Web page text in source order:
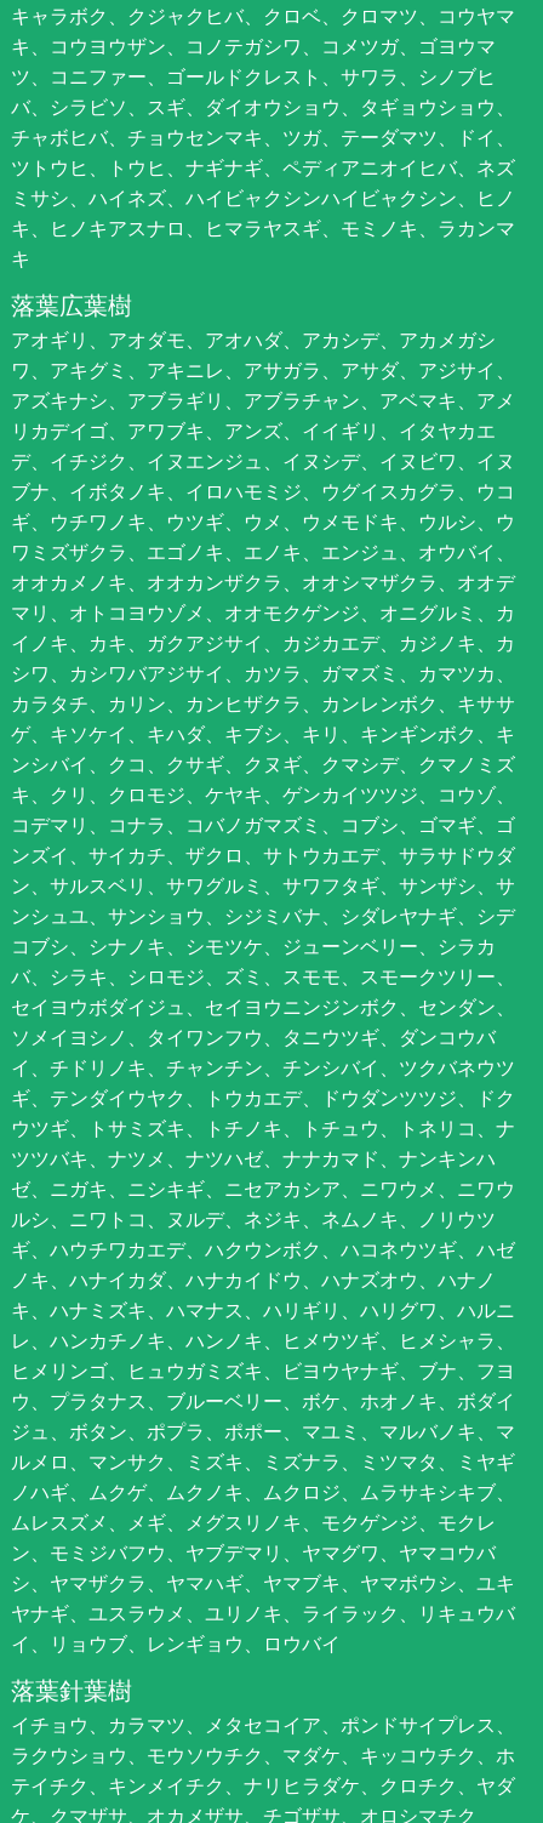
キャラボク、クジャクヒバ、クロベ、クロマツ、コウヤマ
キ、コウヨウザン、コノテガシワ、コメツガ、ゴヨウマ
ツ、コニファー、ゴールドクレスト、サワラ、シノブヒ
バ、シラビソ、スギ、ダイオウショウ、タギョウショウ、
チャボヒバ、チョウセンマキ、ツガ、テーダマツ、ドイ、
ツトウヒ、トウヒ、ナギナギ、ペディアニオイヒバ、ネズ
ミサシ、ハイネズ、ハイビャクシンハイビャクシン、ヒノ
キ、ヒノキアスナロ、ヒマラヤスギ、モミノキ、ラカンマ
キ
落葉広葉樹
アオギリ、アオダモ、アオハダ、アカシデ、アカメガシ
ワ、アキグミ、アキニレ、アサガラ、アサダ、アジサイ、
アズキナシ、アブラギリ、アブラチャン、アベマキ、アメ
リカデイゴ、アワブキ、アンズ、イイギリ、イタヤカエ
デ、イチジク、イヌエンジュ、イヌシデ、イヌビワ、イヌ
ブナ、イボタノキ、イロハモミジ、ウグイスカグラ、ウコ
ギ、ウチワノキ、ウツギ、ウメ、ウメモドキ、ウルシ、ウ
ワミズザクラ、エゴノキ、エノキ、エンジュ、オウバイ、
オオカメノキ、オオカンザクラ、オオシマザクラ、オオデ
マリ、オトコヨウゾメ、オオモクゲンジ、オニグルミ、カ
イノキ、カキ、ガクアジサイ、カジカエデ、カジノキ、カ
シワ、カシワバアジサイ、カツラ、ガマズミ、カマツカ、
カラタチ、カリン、カンヒザクラ、カンレンボク、キササ
ゲ、キソケイ、キハダ、キブシ、キリ、キンギンボク、キ
ンシバイ、クコ、クサギ、クヌギ、クマシデ、クマノミズ
キ、クリ、クロモジ、ケヤキ、ゲンカイツツジ、コウゾ、
コデマリ、コナラ、コバノガマズミ、コブシ、ゴマギ、ゴ
ンズイ、サイカチ、ザクロ、サトウカエデ、サラサドウダ
ン、サルスベリ、サワグルミ、サワフタギ、サンザシ、サ
ンシュユ、サンショウ、シジミバナ、シダレヤナギ、シデ
コブシ、シナノキ、シモツケ、ジューンベリー、シラカ
バ、シラキ、シロモジ、ズミ、スモモ、スモークツリー、
セイヨウボダイジュ、セイヨウニンジンボク、センダン、
ソメイヨシノ、タイワンフウ、タニウツギ、ダンコウバ
イ、チドリノキ、チャンチン、チンシバイ、ツクバネウツ
ギ、テンダイウヤク、トウカエデ、ドウダンツツジ、ドク
ウツギ、トサミズキ、トチノキ、トチュウ、トネリコ、ナ
ツツバキ、ナツメ、ナツハゼ、ナナカマド、ナンキンハ
ゼ、ニガキ、ニシキギ、ニセアカシア、ニワウメ、ニワウ
ルシ、ニワトコ、ヌルデ、ネジキ、ネムノキ、ノリウツ
ギ、ハウチワカエデ、ハクウンボク、ハコネウツギ、ハゼ
ノキ、ハナイカダ、ハナカイドウ、ハナズオウ、ハナノ
キ、ハナミズキ、ハマナス、ハリギリ、ハリグワ、ハルニ
レ、ハンカチノキ、ハンノキ、ヒメウツギ、ヒメシャラ、
ヒメリンゴ、ヒュウガミズキ、ビヨウヤナギ、ブナ、フヨ
ウ、プラタナス、ブルーベリー、ボケ、ホオノキ、ボダイ
ジュ、ボタン、ポプラ、ポポー、マユミ、マルバノキ、マ
ルメロ、マンサク、ミズキ、ミズナラ、ミツマタ、ミヤギ
ノハギ、ムクゲ、ムクノキ、ムクロジ、ムラサキシキブ、
ムレスズメ、メギ、メグスリノキ、モクゲンジ、モクレ
ン、モミジバフウ、ヤブデマリ、ヤマグワ、ヤマコウバ
シ、ヤマザクラ、ヤマハギ、ヤマブキ、ヤマボウシ、ユキ
ヤナギ、ユスラウメ、ユリノキ、ライラック、リキュウバ
イ、リョウブ、レンギョウ、ロウバイ
落葉針葉樹
イチョウ、カラマツ、メタセコイア、ポンドサイプレス、
ラクウショウ、モウソウチク、マダケ、キッコウチク、ホ
テイチク、キンメイチク、ナリヒラダケ、クロチク、ヤダ
ケ、クマザサ、オカメザサ、チゴザサ、オロシマチク